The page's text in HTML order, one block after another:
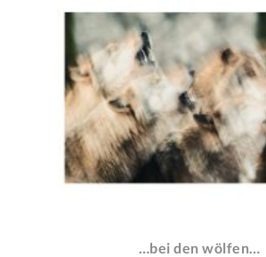
…bei den wölfen…